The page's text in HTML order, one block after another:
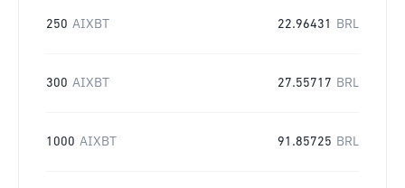
250 AIXBT 22.96431 BRL
300 AIXBT 27.55717 BRL
1000 AIXBT 91.85725 BRL